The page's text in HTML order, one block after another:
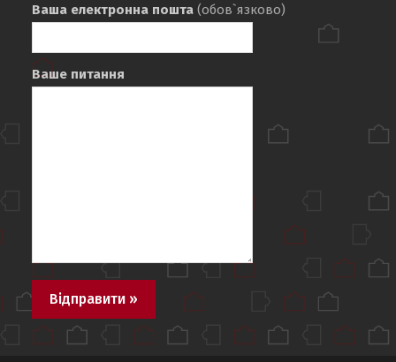
Ваша електронна пошта (обов`язково)
Ваше питання